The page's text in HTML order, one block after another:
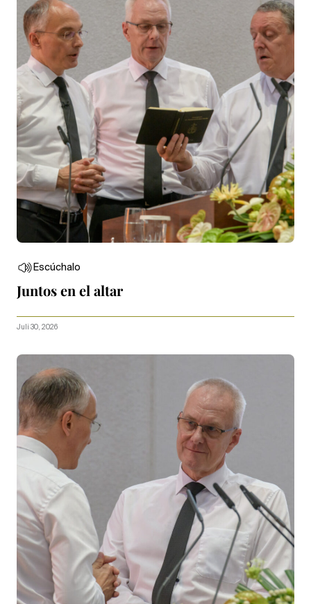
Escúchalo
Juntos en el altar
Juli 30, 2026